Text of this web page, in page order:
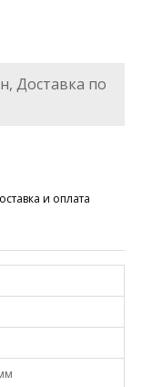
Доставка по
и оплата